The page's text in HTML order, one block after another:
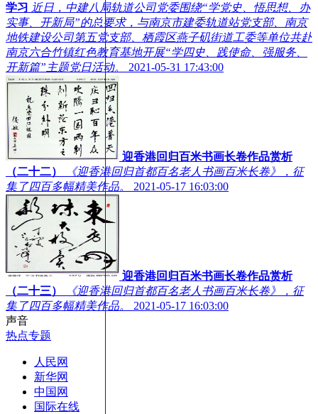
学习 近日，中建八局轨道公司党委围绕“学党史、悟思想、办
实事、开新局”的总要求，与南京市建委轨道站党支部、南京
地铁建设公司第五党支部、栖霞区燕子矶街道工委等单位共赴
南京六合竹镇红色教育基地开展“学四史、践使命、强服务、
开新篇”主题党日活动。
2021-05-31 17:43:00
迎香港回归百米书画长卷作品赏析
（二十二）
《迎香港回归首都百名老人书画百米长卷》，征
集了四百多幅精美作品。
2021-05-17 16:03:00
迎香港回归百米书画长卷作品赏析
（二十三）
《迎香港回归首都百名老人书画百米长卷》，征
集了四百多幅精美作品。
2021-05-17 16:03:00
声音
热点专题
人民网
新华网
中国网
国际在线